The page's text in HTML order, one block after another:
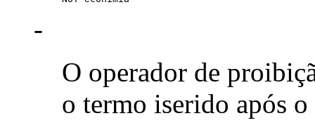
-
O operador de
o termo iserido após o